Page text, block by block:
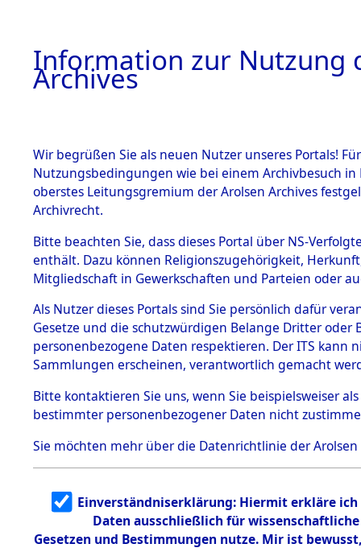
BESTÄNDE
1.
mente
5. Verschiedenes
5.3
Todesmärsche
5.3.1 Alliierte
Erhebungen
zu
Todesmärsch
en
5.3.2
Identifizierun
g
5.3.3
Todesmärsch
0236
Information zur Nutzung
Archives
Wir begrüßen Sie als neuen Nutzer unseres Portals!
Nutzungsbedingungen wie bei einem Archivbesuch
oberstes Leitungsgremium der Arolsen Archives
Archivrecht.
Bitte beachten Sie, dass dieses Portal über NS-
enthält. Dazu können Religionszugehörigkeit,
Mitgliedschaft in Gewerkschaften und Parteien oder
Als Nutzer dieses Portals sind Sie persönlich dafür
Gesetze und die schutzwürdigen Belange Dritter
personenbezogene Daten respektieren. Der ITS
Sammlungen erscheinen, verantwortlich gemacht
Bitte kontaktieren Sie uns, wenn Sie beispielsweiser
bestimmter personenbezogener Daten nicht
Sie möchten mehr über die Datenrichtlinie der Arolsen
Einverständniserklärung: Hiermit erkläre
Daten ausschließlich für
Gesetzen und Bestimmungen nutze. Mir ist